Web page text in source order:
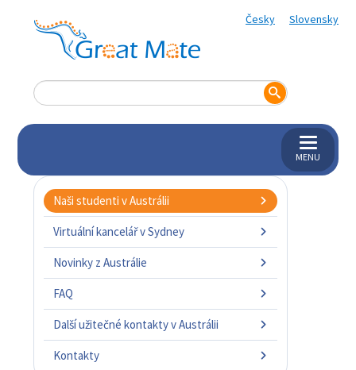
Česky Slovensky
MENU
Naši studenti v Austrálii
Virtuální kancelář v Sydney
Novinky z Austrálie
FAQ
Další užitečné kontakty v Austrálii
Kontakty